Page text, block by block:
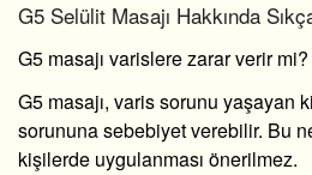
G5 Selülit Masajı Hakkında
G5 masajı varislere zarar verir mi?
G5 masajı, varis sorunu yaşayan
sorununa sebebiyet verebilir. Bu
kişilerde uygulanması önerilmez.